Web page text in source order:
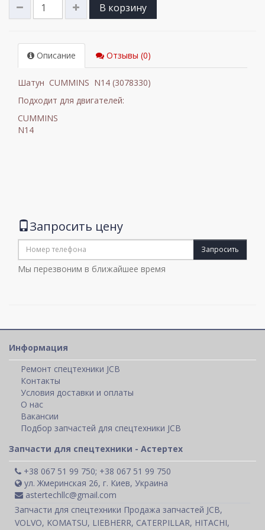
В корзину
Описание Отзывы (0)
Шатун CUMMINS N14 (3078330)
Подходит для двигателей:
CUMMINS
N14
Запросить цену
Запросить
Мы перезвоним в ближайшее время
Информация
Ремонт спецтехники JCB
Контакты
Условия доставки и оплаты
О нас
Вакансии
Подбор запчастей для спецтехники JCB
Запчасти для спецтехники - Астертех
+38 067 51 99 750; +38 067 51 99 750
ул. Жмеринская 26, г. Киев, Украина
astertechllc@gmail.com
Запчасти для спецтехники Продажа запчастей JCB,
VOLVO, KOMATSU, LIEBHERR, CATERPILLAR, HITACHI,